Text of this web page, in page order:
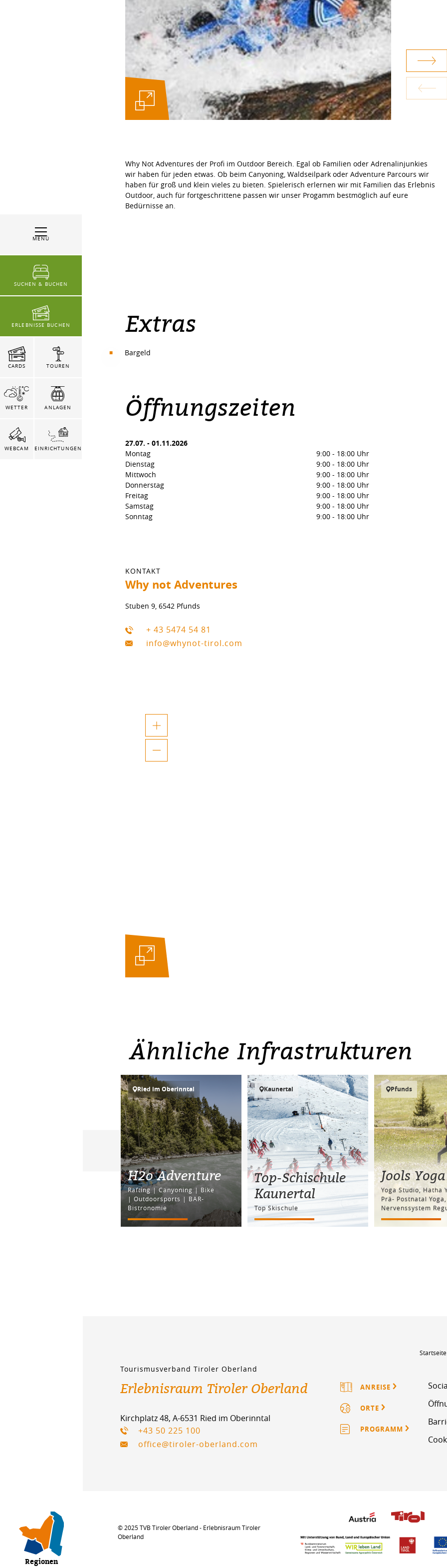
Regionen
MENÜ
SUCHEN & BUCHEN
ERLEBNISSE BUCHEN
CARDS TOUREN
WETTER ANLAGEN
WEBCAM EINRICHTUNGEN
Why Not Adventures der Profi im Outdoor Bereich. Egal ob Familien oder Adrenalinjunkies
wir haben für jeden etwas. Ob beim Canyoning, Waldseilpark oder Adventure Parcours wir
haben für groß und klein vieles zu bieten. Spielerisch erlernen wir mit Familien das Erlebnis
Outdoor, auch für fortgeschrittene passen wir unser Progamm bestmöglich auf eure
Bedürnisse an.
Extras
Bargeld
Öffnungszeiten
27.07. - 01.11.2026
Montag
9:00 - 18:00 Uhr
Dienstag
9:00 - 18:00 Uhr
Mittwoch
9:00 - 18:00 Uhr
Donnerstag
9:00 - 18:00 Uhr
Freitag
9:00 - 18:00 Uhr
Samstag
9:00 - 18:00 Uhr
Sonntag
9:00 - 18:00 Uhr
KONTAKT
Why not Adventures
Stuben 9, 6542 Pfunds
+ 43 5474 54 81
info@whynot-tirol.com
Ähnliche Infrastrukturen
Ried im Oberinntal
H2o Adventure
Rafting | Canyoning | Bike
| Outdoorsports | BAR-
Bistronomie
Kaunertal
Top-Schischule
Kaunertal
Top Skischule
Pfunds
Jools Yoga
Yoga Studio, Hatha
Prä- Postnatal Yoga,
Nervenssystem
Startseite
Tourismusverband Tiroler Oberland
Erlebnisraum Tiroler Oberland
Kirchplatz 48, A-6531 Ried im Oberinntal
+43 50 225 100
office@tiroler-oberland.com
ANREISE
ORTE
PROGRAMM
© 2025 TVB Tiroler Oberland - Erlebnisraum Tiroler
Oberland